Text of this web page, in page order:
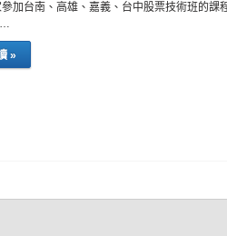
加台南、高雄、嘉義、台中股票技術班的
…
»